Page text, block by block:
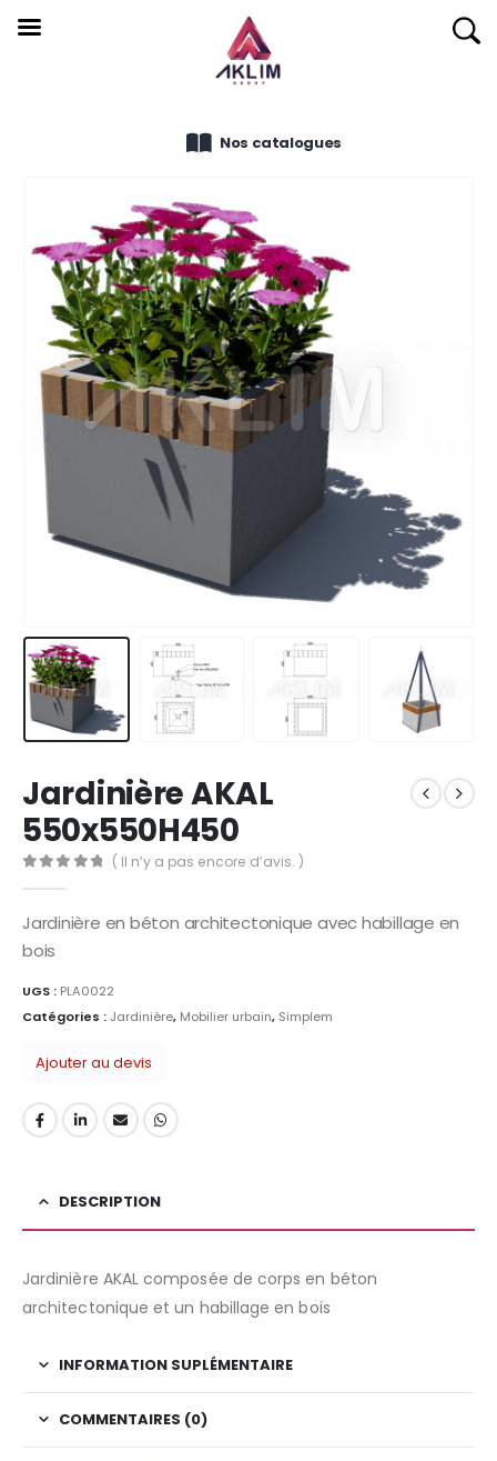
Nos catalogues
Jardinière AKAL
550x550H450
( Il n’y a pas encore d’avis. )
Jardinière en béton architectonique avec habillage en
bois
UGS : PLA0022
Catégories :Jardinière, Mobilier urbain, Simplem
Ajouter au devis
DESCRIPTION
Jardinière AKAL composée de corps en béton
architectonique et un habillage en bois
INFORMATION SUPLÉMENTAIRE
COMMENTAIRES (0)